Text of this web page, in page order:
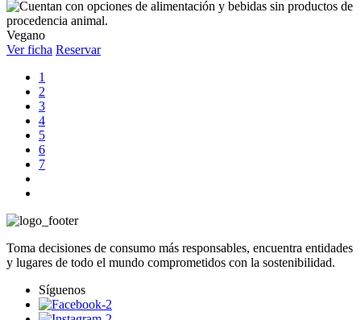
Vegano
Ver ficha Reservar
1
2
3
4
5
6
7
Toma decisiones de consumo más responsables, encuentra entidades
y lugares de todo el mundo comprometidos con la sostenibilidad.
Síguenos